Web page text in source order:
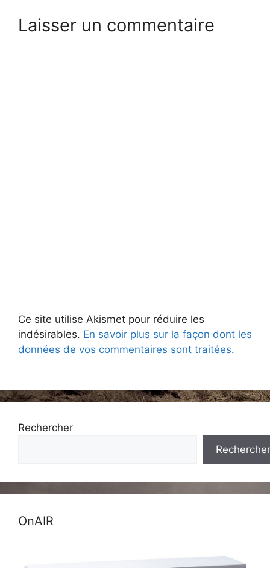
Laisser un commentaire
Ce site utilise Akismet pour réduire les
indésirables. En savoir plus sur la façon dont les
données de vos commentaires sont traitées.
Rechercher
Rechercher
OnAIR